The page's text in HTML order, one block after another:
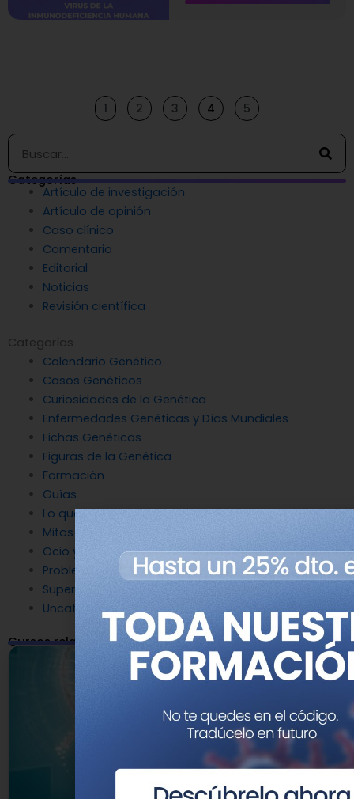
1 2 3 4 5
Buscar
Categorías
Artículo de investigación
Artículo de opinión
Caso clínico
Comentario
Editorial
Noticias
Revisión científica
Categorías
Calendario Genético
Casos Genéticos
Curiosidades de la Genética
Enfermedades Genéticas y Días Mundiales
Fichas Genéticas
Figuras de la Genética
Formación
Guías
Lo que nos hace humanos
Mitos destruidos por la Genética
Ocio y Genética
Problemas de genética
Superpoderes Genéticos
Uncategorized
Cursos relacionados